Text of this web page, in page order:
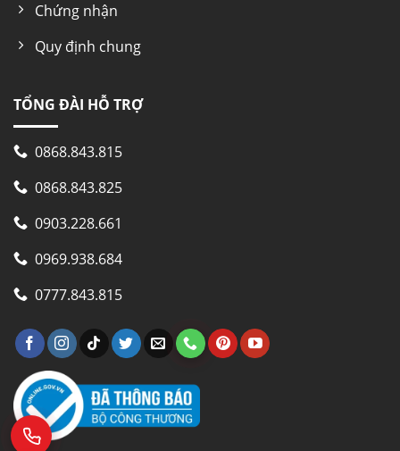
Chứng nhận
Quy định chung
TỔNG ĐÀI HỖ TRỢ
0868.843.815
0868.843.825
0903.228.661
0969.938.684
0777.843.815